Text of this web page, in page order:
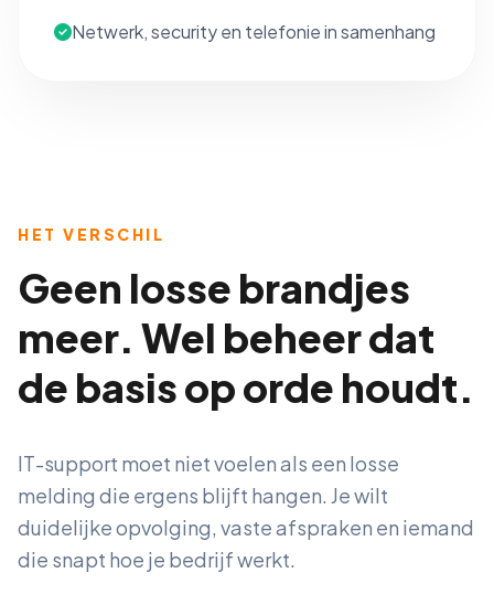
Netwerk, security en telefonie in samenhang
HET VERSCHIL
Geen losse brandjes
meer. Wel beheer dat
de basis op orde houdt.
IT-support moet niet voelen als een losse
melding die ergens blijft hangen. Je wilt
duidelijke opvolging, vaste afspraken en iemand
die snapt hoe je bedrijf werkt.